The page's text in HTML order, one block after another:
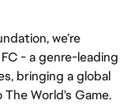
we’re
- a genre-leading
bringing a global
World's Game.